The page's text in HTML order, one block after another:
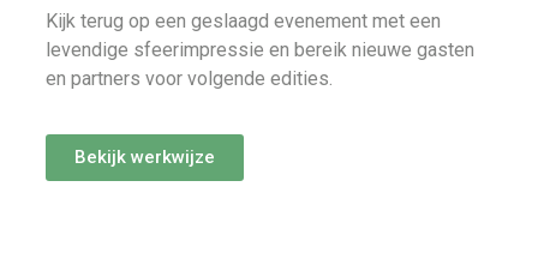
Kijk terug op een geslaagd evenement met een
levendige sfeerimpressie en bereik nieuwe gasten
en partners voor volgende edities.
Bekijk werkwijze